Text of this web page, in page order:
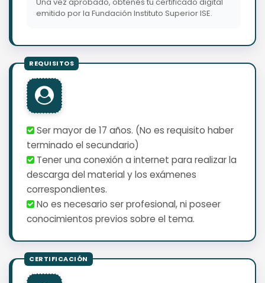
Una vez aprobado, obtenés tu certificado digital
emitido por la Fundación Instituto Superior ISE.
Ser mayor de 17 años. (No es requisito haber
terminado el secundario)
Tener una conexión a internet para realizar la
descarga del material y los exámenes
correspondientes.
No es necesario ser profesional, ni poseer
conocimientos previos sobre el tema.